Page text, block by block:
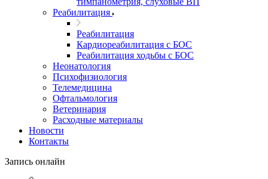
Реабилитация
Реабилитация
Кардиореабилитация с БОС
Реабилитация ходьбы с БОС
Неонатология
Психофизиология
Телемедицина
Офтальмология
Ветеринария
Расходные материалы
Новости
Контакты
Запись онлайн